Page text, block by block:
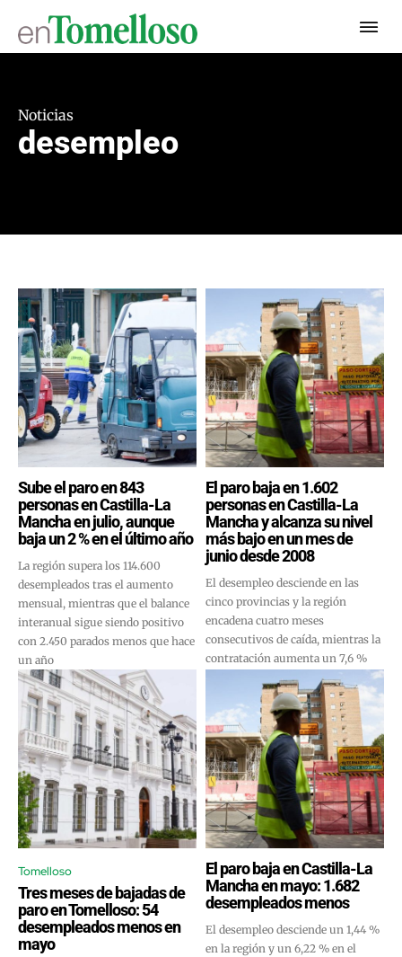
Noticias
desempleo
Sube el paro en 843
personas en Castilla-La
Mancha en julio, aunque
baja un 2 % en el último año
La región supera los 114.600
desempleados tras el aumento
mensual, mientras que el balance
interanual sigue siendo positivo
con 2.450 parados menos que hace
un año
El paro baja en 1.602
personas en Castilla-La
Mancha y alcanza su nivel
más bajo en un mes de
junio desde 2008
El desempleo desciende en las
cinco provincias y la región
encadena cuatro meses
consecutivos de caída, mientras la
contratación aumenta un 7,6 %
Tomelloso
Tres meses de bajadas de
paro en Tomelloso: 54
desempleados menos en
mayo
El paro baja en Castilla-La
Mancha en mayo: 1.682
desempleados menos
El desempleo desciende un 1,44 %
en la región y un 6,22 % en el